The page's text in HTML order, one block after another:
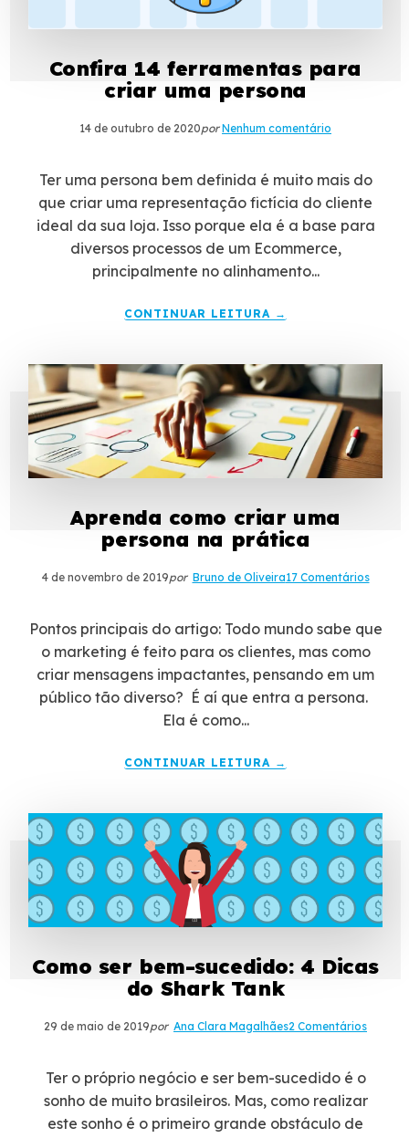
Confira 14 ferramentas para
criar uma persona
14 de outubro de 2020por Nenhum comentário
Ter uma persona bem definida é muito mais do
que criar uma representação fictícia do cliente
ideal da sua loja. Isso porque ela é a base para
diversos processos de um Ecommerce,
principalmente no alinhamento...
CONTINUAR LEITURA →
Aprenda como criar uma
persona na prática
4 de novembro de 2019por Bruno de Oliveira17 Comentários
Pontos principais do artigo: Todo mundo sabe que
o marketing é feito para os clientes, mas como
criar mensagens impactantes, pensando em um
público tão diverso? É aí que entra a persona.
Ela é como...
CONTINUAR LEITURA →
Como ser bem-sucedido: 4 Dicas
do Shark Tank
29 de maio de 2019por Ana Clara Magalhães2 Comentários
Ter o próprio negócio e ser bem-sucedido é o
sonho de muito brasileiros. Mas, como realizar
este sonho é o primeiro grande obstáculo de